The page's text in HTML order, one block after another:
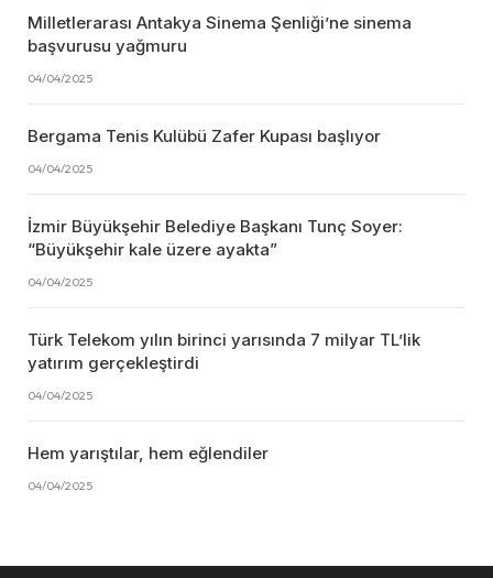
Milletlerarası Antakya Sinema Şenliği’ne sinema
başvurusu yağmuru
04/04/2025
Bergama Tenis Kulübü Zafer Kupası başlıyor
04/04/2025
İzmir Büyükşehir Belediye Başkanı Tunç Soyer:
“Büyükşehir kale üzere ayakta”
04/04/2025
Türk Telekom yılın birinci yarısında 7 milyar TL’lik
yatırım gerçekleştirdi
04/04/2025
Hem yarıştılar, hem eğlendiler
04/04/2025